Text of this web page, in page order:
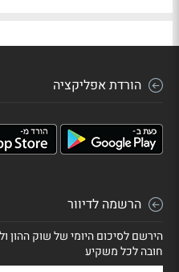
הורדת אפליקציה
הרשמה לדיוור
הירשם לסיכום היומי של שוק ההון
חובה לכל משקיע